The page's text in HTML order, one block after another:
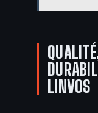
LINVOS